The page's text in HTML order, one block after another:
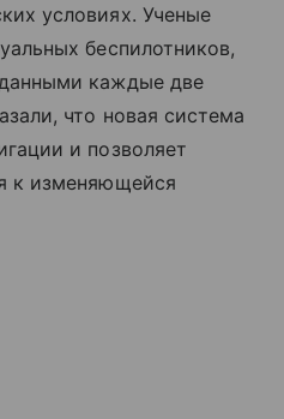
условиях. Ученые
беспилотников,
каждые две
что новая система
и позволяет
к изменяющейся